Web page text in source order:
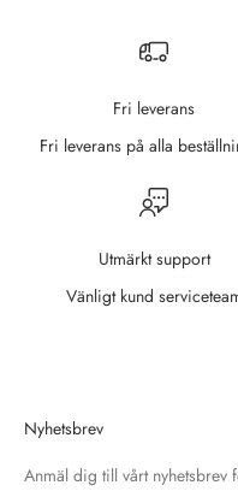
Fri leverans
Fri leverans på alla
Utmärkt support
Vänligt kund
Nyhetsbrev
Anmäl dig till vårt nyhetsbrev